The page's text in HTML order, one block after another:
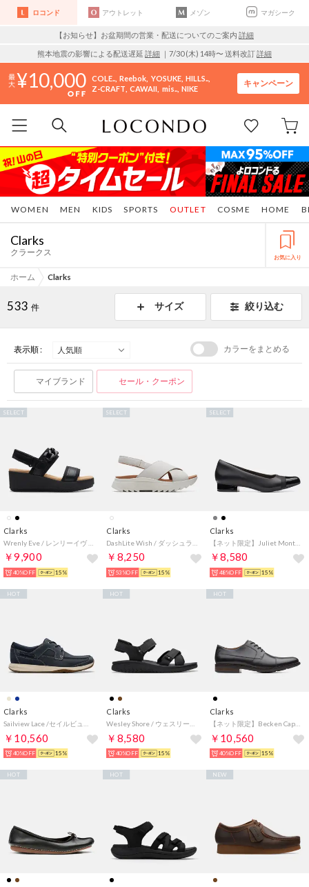
ロコンド アウトレット メゾン マガシーク
【お知らせ】お盆期間の営業・配送についてのご案内 詳細
熊本地震の影響による配送遅延 詳細 ｜7/30 (木) 14時〜 送料改訂詳細
10,000 COLE.. Reebok YOSUKE HILLS..
Z-CRAFT CAWAII mis.. NIKE
キャンペーン
WOMEN MEN KIDS SPORTS COSME HOME
OUTLET
Clarks
クラークス お気に入り
ホーム Clarks
533 件 サイズ 絞り込む
表示順 : カラーをまとめる
マイブランド セール・クーポン
Clarks
￥9,900
SELECT
40%OFF 15%
Clarks
￥8,250
SELECT
53%OFF 15%
Clarks
【ネット限定】Juliet Monte / ジュリエットモンテ （ブラックレザー/シンセティック）
￥8,580
SELECT
48%OFF 15%
Clarks
￥10,560
HOT
40%OFF 15%
Clarks
￥8,580
HOT
40%OFF 15%
Clarks
【ネット限定】Becken Cap / ベッケンキャップ（ブラックレザー）
￥10,560
HOT
40%OFF 15%
HOT HOT NEW